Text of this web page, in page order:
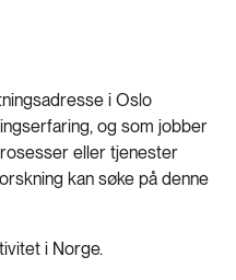
i Oslo
og som jobber
eller tjenester
kan søke på denne
i Norge.